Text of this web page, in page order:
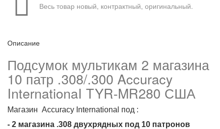
Весь товар новый, контрактный, оригинальный.
Описание
Подсумок мультикам 2 магазина
10 патр .308/.300 Accuracy
InternationaI TYR-MR280 США
Магазин Accuracy International под :
- 2 магазина .308 двухрядных под 10 патронов